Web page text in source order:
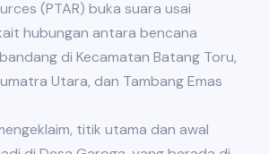
(PTAR) buka suara usai
hubungan antara bencana
di Kecamatan Batang Toru,
Utara, dan Tambang Emas
titik utama dan awal